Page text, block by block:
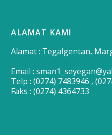
ALAMAT KAMI
Alamat : Tegalgentan,
Email :
Telp : (0274) 7483946 ,
Faks : (0274) 4364733